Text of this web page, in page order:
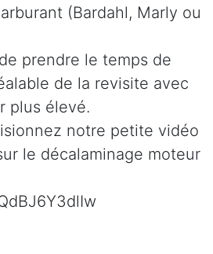
(Bardahl, Marly ou
prendre le temps de
de la revisite avec
plus élevé.
notre petite vidéo
le décalaminage moteur